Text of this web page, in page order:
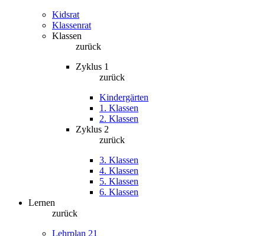
Kidsrat
Klassenrat
Klassen
zurück
Zyklus 1
zurück
Kindergärten
1. Klassen
2. Klassen
Zyklus 2
zurück
3. Klassen
4. Klassen
5. Klassen
6. Klassen
Lernen
zurück
Lehrplan 21